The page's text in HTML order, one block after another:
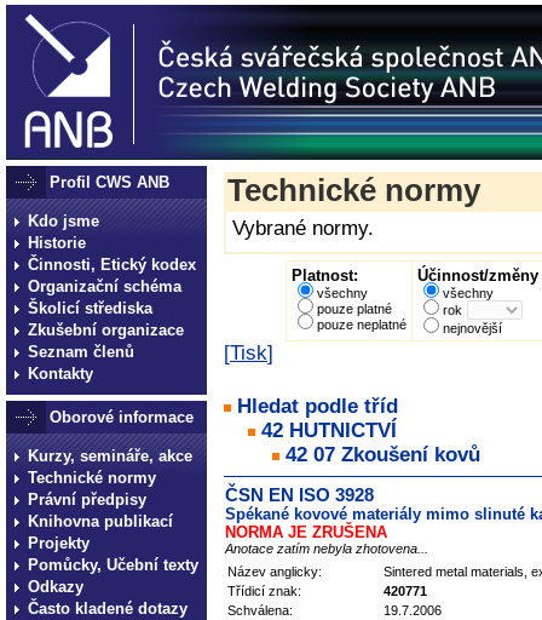
Profil CWS ANB
Kdo jsme
Historie
Činnosti, Etický kodex
Organizační schéma
Školicí střediska
Zkušební organizace
Seznam členů
Kontakty
Oborové informace
Kurzy, semináře, akce
Technické normy
Právní předpisy
Knihovna publikací
Projekty
Pomůcky, Učební texty
Odkazy
Často kladené dotazy
Technické normy
Vybrané normy.
Platnost:
všechny
pouze platné
pouze neplatné
Účinnost/změny
všechny
rok
nejnovější
[Tisk]
Hledat podle tříd
42 HUTNICTVÍ
42 07 Zkoušení kovů
ČSN EN ISO 3928
Spékané kovové materiály mimo slinuté
NORMA JE ZRUŠENA
Anotace zatím nebyla zhotovena...
Název anglicky:
Sintered metal materials,
Třídicí znak:
420771
Schválena:
19.7.2006